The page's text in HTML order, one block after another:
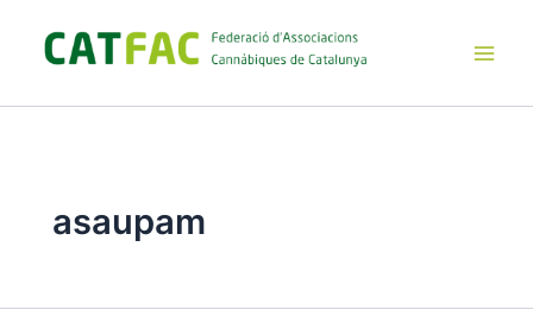
contenido
asaupam